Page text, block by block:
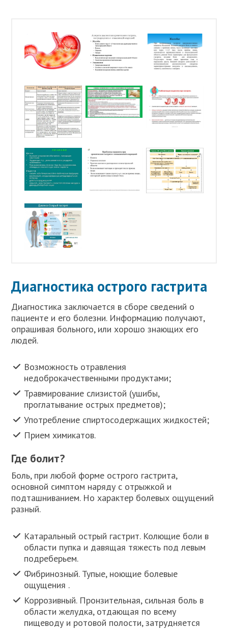
Диагностика острого гастрита
Диагностика заключается в сборе сведений о
пациенте и его болезни. Информацию получают,
опрашивая больного, или хорошо знающих его
людей.
Возможность отравления
недоброкачественными продуктами;
Травмирование слизистой (ушибы,
проглатывание острых предметов);
Употребление спиртосодержащих жидкостей;
Прием химикатов.
Где болит?
Боль, при любой форме острого гастрита,
основной симптом наряду с отрыжкой и
подташниванием. Но характер болевых ощущений
разный.
Катаральный острый гастрит. Колющие боли в
области пупка и давящая тяжесть под левым
подреберьем.
Фибринозный. Тупые, ноющие болевые
ощущения .
Коррозивный. Пронзительная, сильная боль в
области желудка, отдающая по всему
пищеводу и ротовой полости, затрудняется